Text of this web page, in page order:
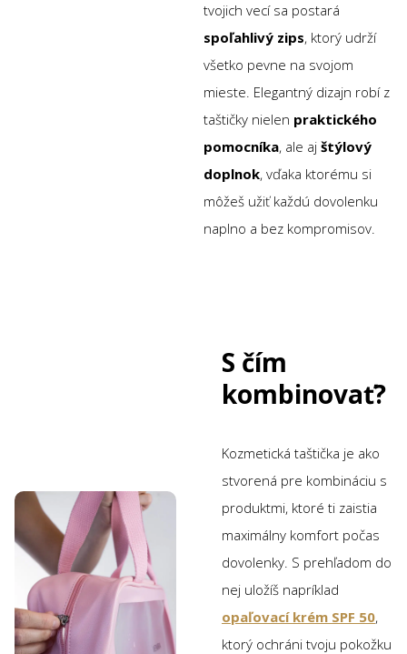
tvojich vecí sa postará
spoľahlivý zips, ktorý udrží
všetko pevne na svojom
mieste. Elegantný dizajn robí z
taštičky nielen praktického
pomocníka, ale aj štýlový
doplnok, vďaka ktorému si
môžeš užiť každú dovolenku
naplno a bez kompromisov.
S čím
kombinovať?
Kozmetická taštička je ako
stvorená pre kombináciu s
produktmi, ktoré ti zaistia
maximálny komfort počas
dovolenky. S prehľadom do
nej uložíš napríklad
opaľovací krém SPF 50,
ktorý ochráni tvoju pokožku